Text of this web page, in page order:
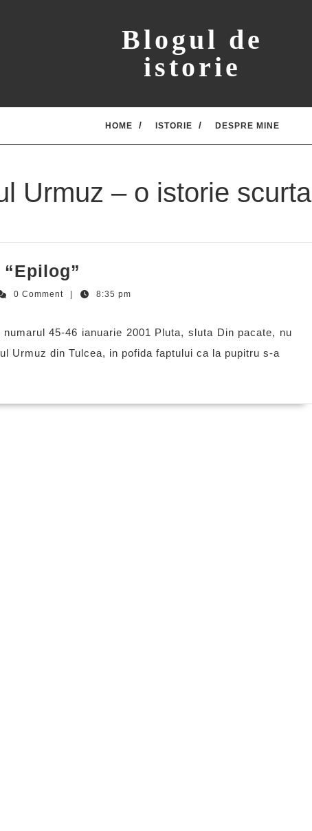
Blogul de
istorie
HOME ISTORIE DESPRE MINE
Urmuz – o istorie scurta
Mares
“Epilog”
0 Comment 8:35 pm
45-46 ianuarie 2001 Pluta, sluta Din pacate, nu
Urmuz din Tulcea, in pofida faptului ca la pupitru s-a